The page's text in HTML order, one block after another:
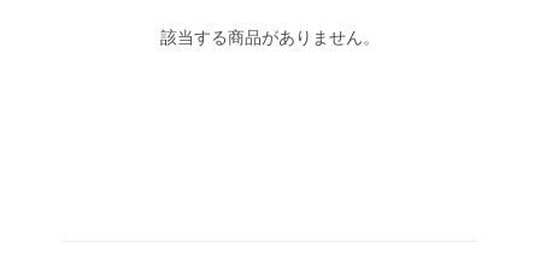
該当する商品がありません。